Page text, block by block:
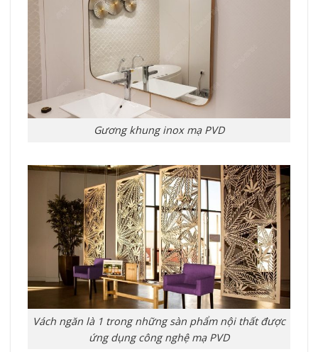
Gương khung inox mạ PVD
Vách ngăn là 1 trong những sàn phẩm nội thất được
ứng dụng công nghệ mạ PVD